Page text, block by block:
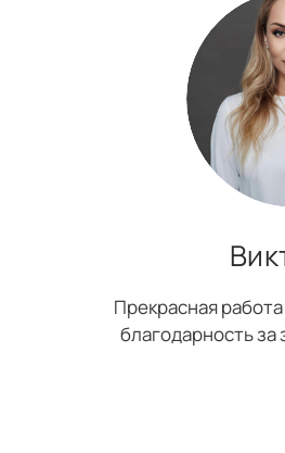
Прекрасная
благодарность